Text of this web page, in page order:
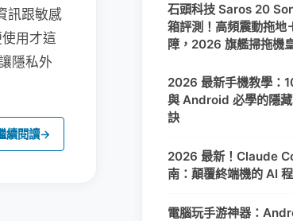
訊跟敏感
用才這
隱私外
續閱讀→
石頭科技 Saros 20
箱評測！高頻震動拖
障，2026 旗艦掃拖機
2026 最新手機教學：
與 Android 必學的隱
訣
2026 最新！Claude
南：顛覆終端機的 AI
電腦玩手游神器：